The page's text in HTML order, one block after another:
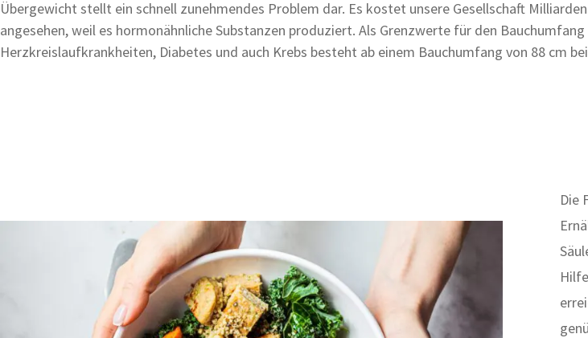
Übergewicht stellt ein schnell zunehmendes Problem dar. Es kostet unsere Gesellschaft
angesehen, weil es hormonähnliche Substanzen produziert. Als Grenzwerte für den
Herzkreislaufkrankheiten, Diabetes und auch Krebs besteht ab einem Bauchumfang von 88 cm
Die